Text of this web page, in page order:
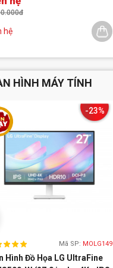
hệ
HÌNH MÁY TÍNH
-23%
Mã SP: MOLG149
Hình Đồ Họa LG UltraFine